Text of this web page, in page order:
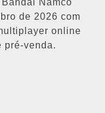
de 2026 com
online
pré-venda.